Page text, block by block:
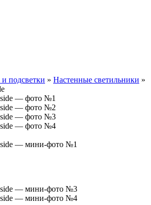
подсветки » Настенные светильники »